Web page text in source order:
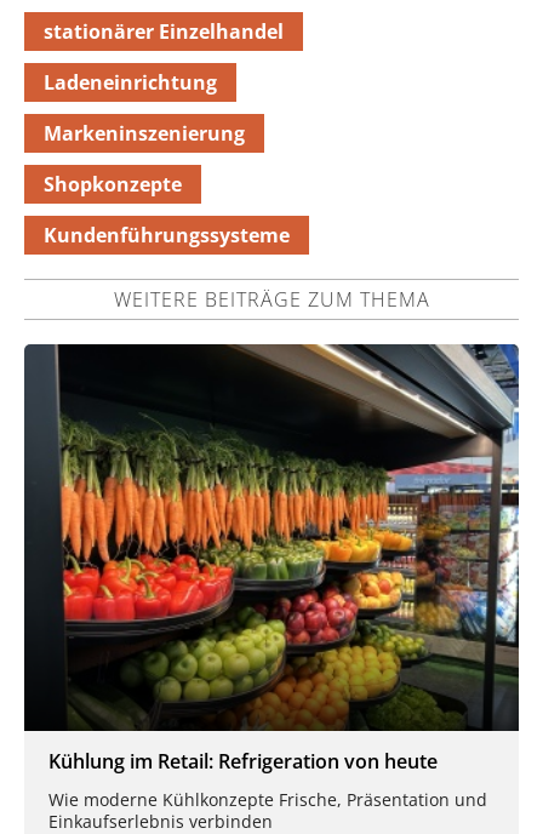
stationärer Einzelhandel
Ladeneinrichtung
Markeninszenierung
Shopkonzepte
Kundenführungssysteme
WEITERE BEITRÄGE ZUM THEMA
Kühlung im Retail: Refrigeration von heute
Wie moderne Kühlkonzepte Frische, Präsentation und
Einkaufserlebnis verbinden